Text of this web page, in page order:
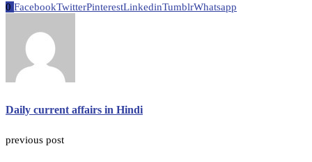
0 FacebookTwitterPinterestLinkedinTumblrWhatsapp
Daily current affairs in Hindi
previous post